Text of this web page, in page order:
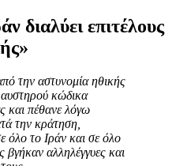
διαλύει επιτέλους
την αστυνομία ηθικής
κώδικα
και πέθανε λόγω
την κράτηση,
όλο το Ιράν και σε όλο
αλληλέγγυες και